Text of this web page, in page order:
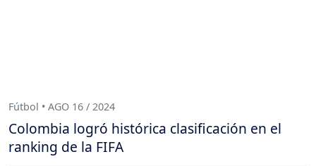
Fútbol • AGO 16 / 2024
Colombia logró histórica clasificación en el
ranking de la FIFA